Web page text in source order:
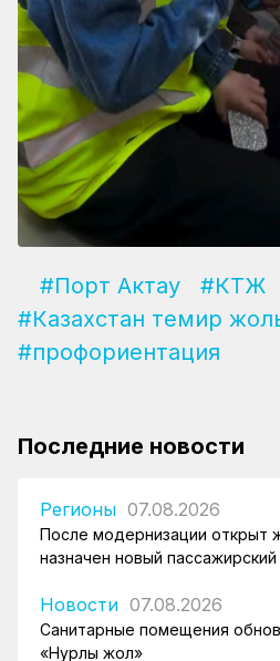
#Порт Актау #КТЖ
#Казахстан темир
#профориентация
Последние новости
Регионы 07.08.2026
После модернизации открыт
назначен новый
Новости 07.08.2026
Санитарные помещения
«Нурлы жол»